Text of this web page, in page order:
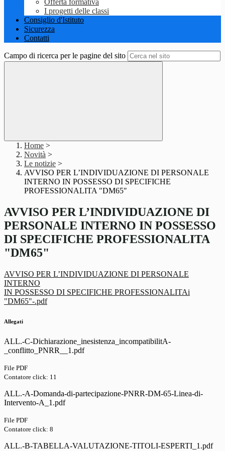
Offerta formativa
I progetti delle classi
Consiglio d'Istituto
Sicurezza
Contatti
Campo di ricerca per le pagine del sito
Home >
Novità >
Le notizie >
AVVISO PER L’INDIVIDUAZIONE DI PERSONALE
INTERNO IN POSSESSO DI SPECIFICHE
PROFESSIONALITA "DM65"
AVVISO PER L’INDIVIDUAZIONE DI
PERSONALE INTERNO IN POSSESSO
DI SPECIFICHE PROFESSIONALITA
"DM65"
AVVISO PER L’INDIVIDUAZIONE DI PERSONALE
INTERNO
IN POSSESSO DI SPECIFICHE PROFESSIONALITAi
"DM65"-.pdf
Allegati
ALL.-C-Dichiarazione_inesistenza_incompatibilitA-
_conflitto_PNRR__1.pdf
File PDF
Contatore click: 11
ALL.-A-Domanda-di-partecipazione-PNRR-DM-65-Linea-di-
Intervento-A_1.pdf
File PDF
Contatore click: 8
ALL.-B-TABELLA-VALUTAZIONE-TITOLI-ESPERTI_1.pdf